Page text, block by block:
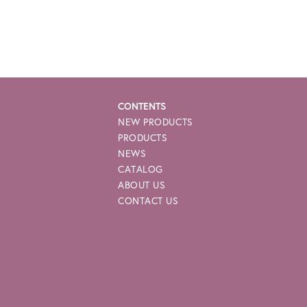
CONTENTS
NEW PRODUCTS
PRODUCTS
NEWS
CATALOG
ABOUT US
CONTACT US